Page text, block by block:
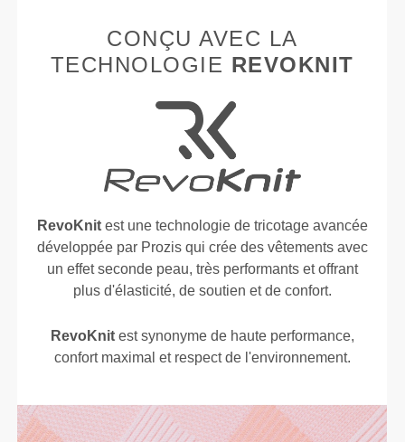
CONÇU AVEC LA
TECHNOLOGIE REVOKNIT
RevoKnitest une technologie de tricotage avancée
développée par Prozis qui crée des vêtements avec
un effet seconde peau, très performants et offrant
plus d'élasticité, de soutien et de confort.
RevoKnitest synonyme de haute performance,
confort maximal et respect de l'environnement.